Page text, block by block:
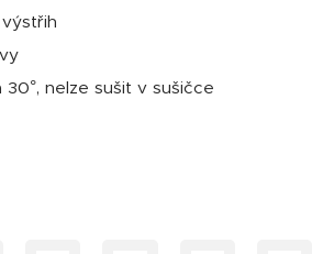
30°, nelze sušit v sušičce